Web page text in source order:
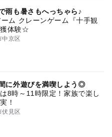
雨も暑さもへっちゃら♪
ム クレーンゲーム『十手観
体験☆
中京区
に外遊びを満喫しよう◎
8時～11時限定！家族で楽し
！
伏見区